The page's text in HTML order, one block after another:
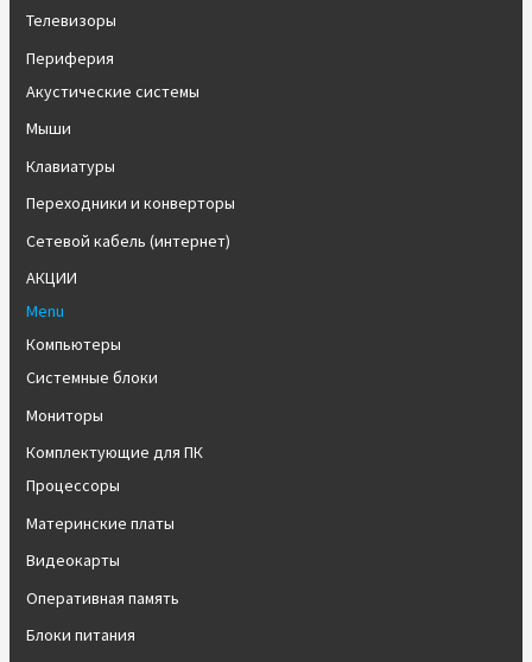
Телевизоры
Периферия
Акустические системы
Мыши
Клавиатуры
Переходники и конверторы
Сетевой кабель (интернет)
АКЦИИ
Menu
Компьютеры
Системные блоки
Мониторы
Комплектующие для ПК
Процессоры
Материнские платы
Видеокарты
Оперативная память
Блоки питания